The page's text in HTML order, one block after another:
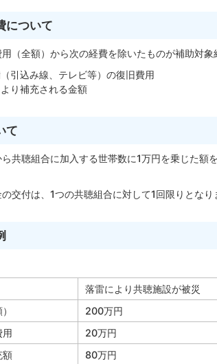
について
（全額）から次の経費を除いたものが補助対象
引込み線、テレビ等）の復旧費用
り補充される金額
て
共聴組合に加入する世帯数に1万円を乗じた額
交付は、 1つの共聴組合に対して1回限りとなり
落雷により共聴施設が被災
200万円
用
20万円
額
80万円